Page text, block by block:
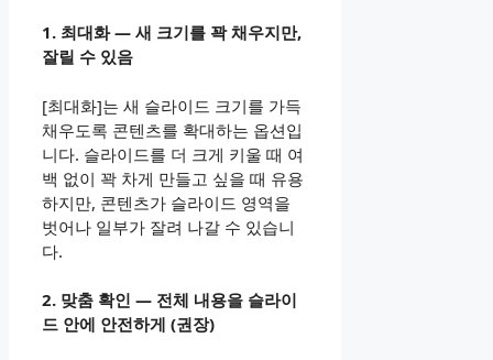
1. 최대화 — 새 크기를 꽉 채우지만,
잘릴 수 있음
[최대화]는 새 슬라이드 크기를 가득
채우도록 콘텐츠를 확대하는 옵션입
니다. 슬라이드를 더 크게 키울 때 여
백 없이 꽉 차게 만들고 싶을 때 유용
하지만, 콘텐츠가 슬라이드 영역을
벗어나 일부가 잘려 나갈 수 있습니
다.
2. 맞춤 확인 — 전체 내용을 슬라이
드 안에 안전하게 (권장)